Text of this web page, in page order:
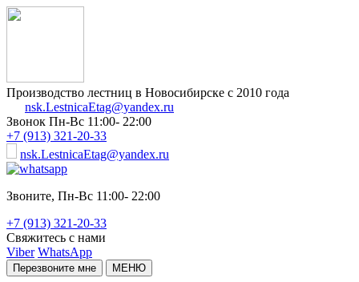
Производство лестниц в Новосибирске с 2010 года
nsk.LestnicaEtag@yandex.ru
Звонок Пн-Вс 11:00- 22:00
+7 (913) 321-20-33
nsk.LestnicaEtag@yandex.ru
Звоните, Пн-Вс 11:00- 22:00
+7 (913) 321-20-33
Свяжитесь с нами
Viber WhatsApp
Перезвоните мне МЕНЮ